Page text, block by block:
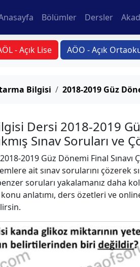
Bölümler Dersler
- Açık Lise AÖO - Açık
Bilgisi 2018-2019 Güz
Dersi 2018-2019
Sınav Soruları ve
2019 Güz Dönemi Final Sınavı
ait sınav sorularını çözerek
soruları yakalamanız daha
konu anlatımı, ders özetleri ve